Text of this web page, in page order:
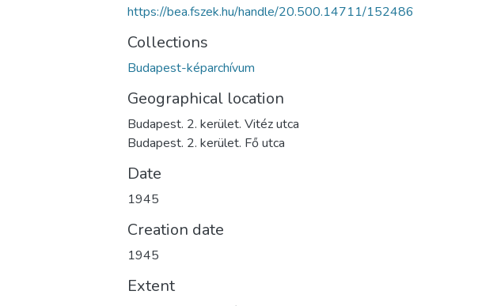
https://bea.fszek.hu/handle/20.500.14711/152486
Collections
Budapest-képarchívum
Geographical location
Budapest. 2. kerület. Vitéz utca
Budapest. 2. kerület. Fő utca
Date
1945
Creation date
1945
Extent